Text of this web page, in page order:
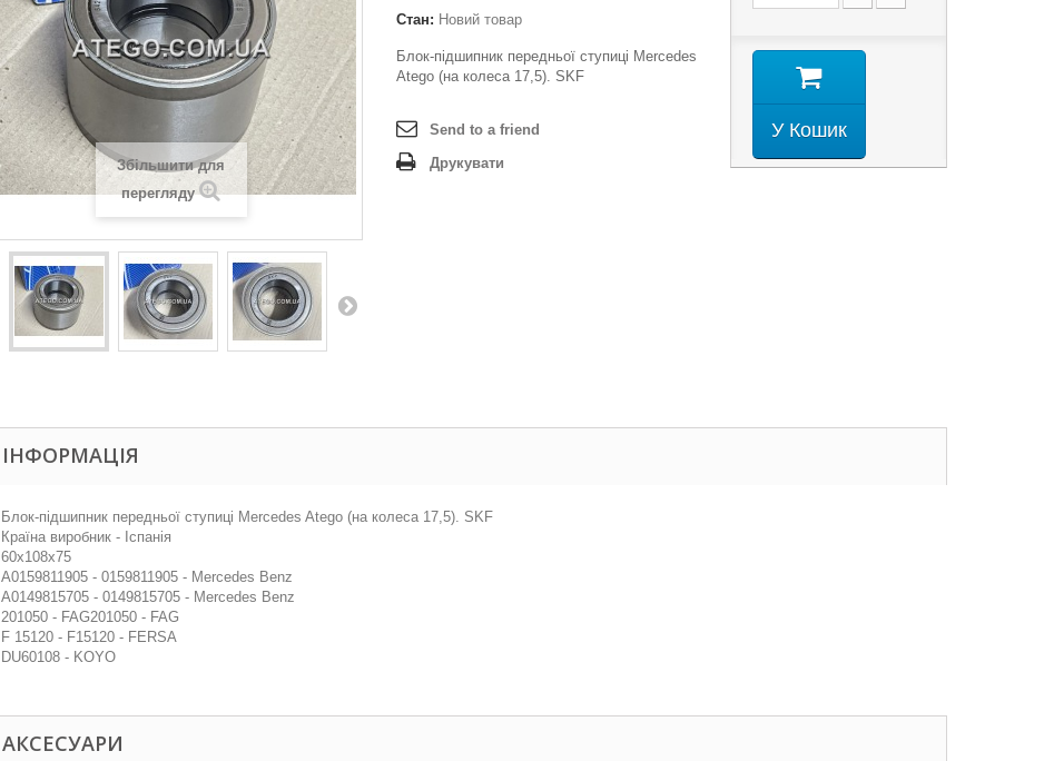
Збільшити для
перегляду
Стан: Новий товар
Блок-підшипник передньої ступиці Mercedes
Atego (на колеса 17,5). SKF
Send to a friend
Друкувати
У Кошик
ІНФОРМАЦІЯ
Блок-підшипник передньої ступиці Mercedes Atego (на колеса 17,5). SKF
Країна виробник - Іспанія
60x108x75
A0159811905 - 0159811905 - Mercedes Benz
A0149815705 - 0149815705 - Mercedes Benz
201050 - FAG201050 - FAG
F 15120 - F15120 - FERSA
DU60108 - KOYO
АКСЕСУАРИ